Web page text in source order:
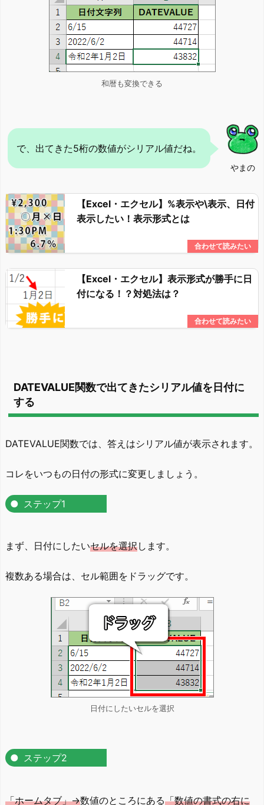
和暦も変換できる
やまの
で、出てきた5桁の数値がシリアル値だね。
【Excel・エクセル】%表示や\表示、日付
表示したい！表示形式とは
【Excel・エクセル】表示形式が勝手に日
付になる！？対処法は？
DATEVALUE関数で出てきたシリアル値を日付に
する
DATEVALUE関数では、答えはシリアル値が表示されます。
コレをいつもの日付の形式に変更しましょう。
ステップ1
まず、日付にしたいセルを選択します。
複数ある場合は、セル範囲をドラッグです。
日付にしたいセルを選択
ステップ2
「ホームタブ」→数値のところにある「数値の書式の右に